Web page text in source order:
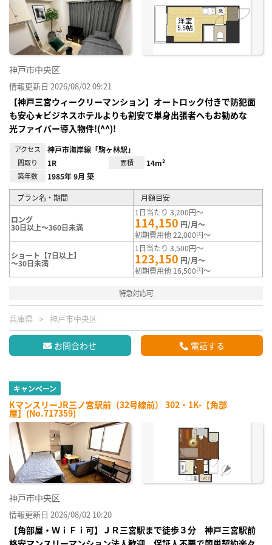
神戸市中央区
情報更新日 2026/08/02 09:21
【神戸三宮ウィークリーマンション】オートロック付きで防犯面
も安心★ビジネスホテルよりも割安で単身出張者へもお勧めな
光ファイバー導入物件!(^^)!
アクセス 神戸市海岸線「駒ヶ林駅」
間取り 1R 面積 14m²
築年数 1985年 9月 築
プラン名・期間 月額目安
ロング
30日以上～360日未満
1日当たり 3,200円～
114,150 円/月～
初期費用他 22,000円～
ショート【7日以上】
～30日未満
1日当たり 3,500円～
123,150 円/月～
初期費用他 16,500円～
特急対応可
兵庫県 神戸市中央区
お問合わせ 電話する
キャンペーン
KマンスリーJR三ノ宮駅前（32号線前） 302・1K-【角部
屋】(No.717359)
神戸市中央区
情報更新日 2026/08/02 10:20
【角部屋・ＷｉＦｉ可】ＪＲ三宮駅まで徒歩３分 神戸三宮駅前